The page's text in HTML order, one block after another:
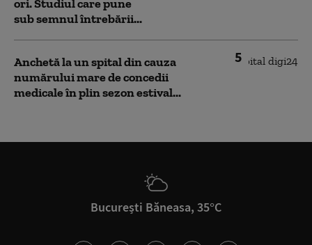
ori. Studiul care pune
sub semnul întrebării...
5
Anchetă la un spital din cauza
numărului mare de concedii
medicale în plin sezon estival...
București Băneasa, 35°C